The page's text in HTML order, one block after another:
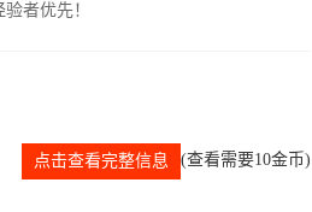
者优先！
点击查看完整信息 (查看需要10金币)